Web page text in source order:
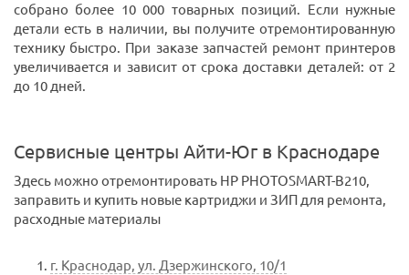
собрано более 10 000 товарных позиций. Если нужные
детали есть в наличии, вы получите отремонтированную
технику быстро. При заказе запчастей ремонт принтеров
увеличивается и зависит от срока доставки деталей: от 2
до 10 дней.
Сервисные центры Айти-Юг в Краснодаре
Здесь можно отремонтировать HP PHOTOSMART-B210,
заправить и купить новые картриджи и ЗИП для ремонта,
расходные материалы
г. Краснодар, ул. Дзержинского, 10/1